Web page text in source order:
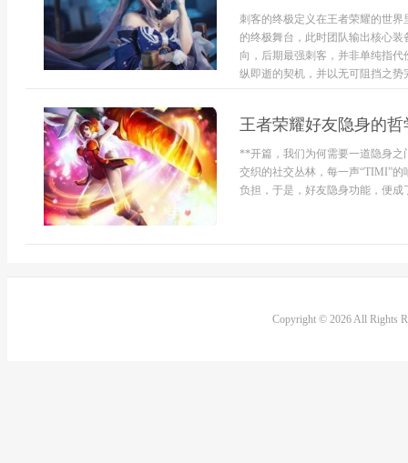
刺客的终极定义在王者荣耀的世
的终极舞台，此时团队输出核心
向，后期最强刺客，并非单纯指
纵即逝的契机，并以无可阻挡之势
王者荣耀好友隐身的
**开篇，我们为何需要一道隐身
交织的社交丛林，每一声“TIMI”
负担，于是，好友隐身功能，便成
Copyright © 2026 All Rights